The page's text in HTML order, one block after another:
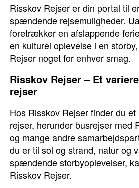
Risskov Rejser er din portal til
spændende rejsemuligheder.
foretrækker en afslappende
en kulturel oplevelse i en
Rejser noget for enhver smag.
Risskov Rejser – Et
rejser
Hos Risskov Rejser finder du
rejser, herunder busrejser med
og mange andre
du er til sol og strand, natur og
spændende storbyoplevelser,
Risskov Rejser.